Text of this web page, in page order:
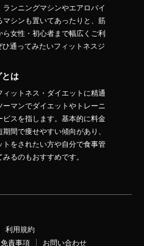
ンニングマシンやエアロバイ
シンも置いてあったりと、筋
ら女性・初心者まで幅広くご利
通ってみたいフィットネスジ
とは
ットネス・ダイエットに精通
マンでダイエットやトレーニ
スを指します。基本的に料金
間で痩せやすい傾向があり、
をされたい方や自分で食事管
るのもおすすめです。
利用規約
免責事項 お問い合わせ